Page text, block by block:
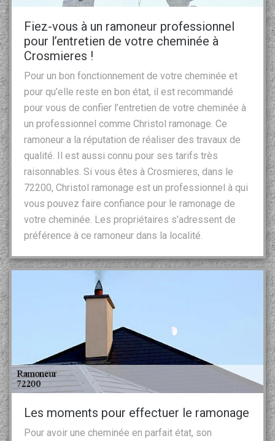
Fiez-vous à un ramoneur professionnel
pour l’entretien de votre cheminée à
Crosmieres !
Pour un bon fonctionnement de votre cheminée et
pour qu’elle reste en bon état, il est recommandé
pour vous de confier l’entretien de votre cheminée à
un professionnel comme Christol ramonage. Ce
ramoneur a la réputation de réaliser des travaux de
qualité. Il est aussi connu pour ses tarifs très
raisonnables. Si vous êtes à Crosmieres, dans le
72200, Christol ramonage est un professionnel à qui
vous pouvez faire confiance pour le ramonage de
votre cheminée. Les propriétaires s’adressent de
préférence à ce ramoneur dans la localité.
Les moments pour effectuer le ramonage
Pour avoir une cheminée en parfait état, son